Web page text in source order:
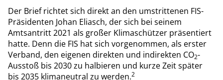
Der Brief richtet sich direkt an den umstrittenen FIS-
Präsidenten Johan Eliasch, der sich bei seinem
Amtsantritt 2021 als großer Klimaschützer präsentiert
hatte. Denn die FIS hat sich vorgenommen, als erster
Verband, den eigenen direkten und indirekten CO2-
Ausstoß bis 2030 zu halbieren und kurze Zeit später
bis 2035 klimaneutral zu werden.2